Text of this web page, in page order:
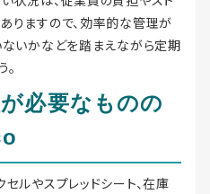
りますので、効率的な管理が
ないかなどを踏まえながら定期
必要なものの
ルやスプレッドシート、在庫